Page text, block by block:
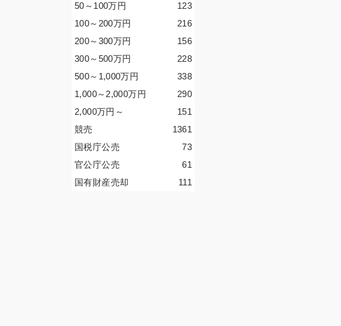
123
50～100万円
216
100～200万円
156
200～300万円
228
300～500万円
338
500～1,000万円
290
1,000～2,000万円
151
2,000万円 ～
1361
競売
73
国税庁公売
61
官公庁公売
111
国有財産売却